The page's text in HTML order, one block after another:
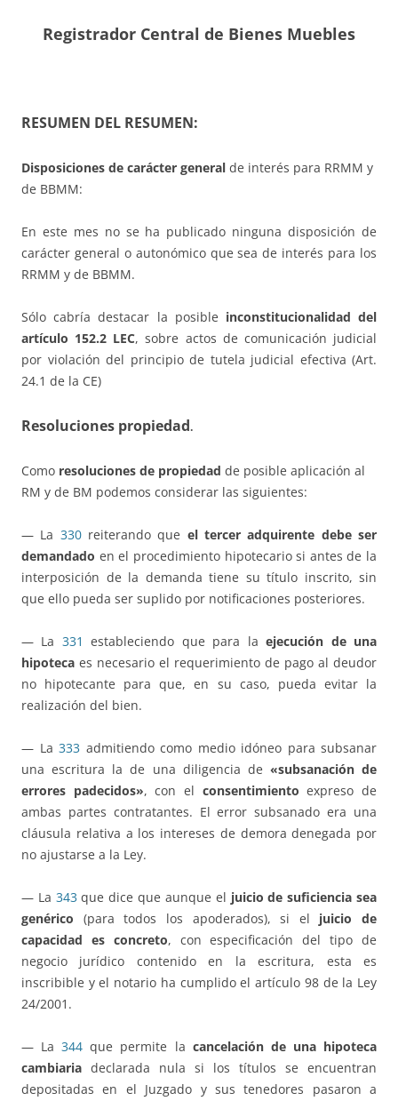
Registrador Central de Bienes Muebles
RESUMEN DEL RESUMEN:
Disposiciones de carácter general de interés para RRMM y
de BBMM:
En este mes no se ha publicado ninguna disposición de
carácter general o autonómico que sea de interés para los
RRMM y de BBMM.
Sólo cabría destacar la posible inconstitucionalidad del
artículo 152.2 LEC, sobre actos de comunicación judicial
por violación del principio de tutela judicial efectiva (Art.
24.1 de la CE)
Resoluciones propiedad.
Como resoluciones de propiedad de posible aplicación al
RM y de BM podemos considerar las siguientes:
— La 330reiterando que el tercer adquirente debe ser
demandado en el procedimiento hipotecario si antes de la
interposición de la demanda tiene su título inscrito, sin
que ello pueda ser suplido por notificaciones posteriores.
— La 331 estableciendo que para laejecución de una
hipoteca es necesario el requerimiento de pago al deudor
no hipotecante para que, en su caso, pueda evitar la
realización del bien.
— La 333 admitiendo como medio idóneo para subsanar
una escritura la de una diligencia de «subsanación de
errores padecidos», con el consentimiento expreso de
ambas partes contratantes. El error subsanado era una
cláusula relativa a los intereses de demora denegada por
no ajustarse a la Ley.
— La 343 que dice que aunque el juicio de suficiencia sea
genérico (para todos los apoderados), si el juicio de
capacidad es concreto, con especificación del tipo de
negocio jurídico contenido en la escritura, esta es
inscribible y el notario ha cumplido el artículo 98 de la Ley
24/2001.
— La344 que permite la cancelación de una hipoteca
cambiaria declarada nula si los títulos se encuentran
depositadas en el Juzgado y sus tenedores pasaron a